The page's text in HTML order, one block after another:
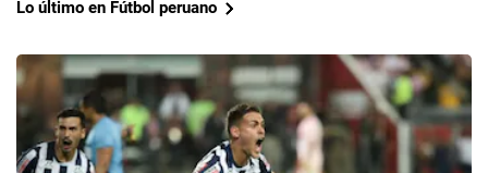
Lo último en Fútbol peruano